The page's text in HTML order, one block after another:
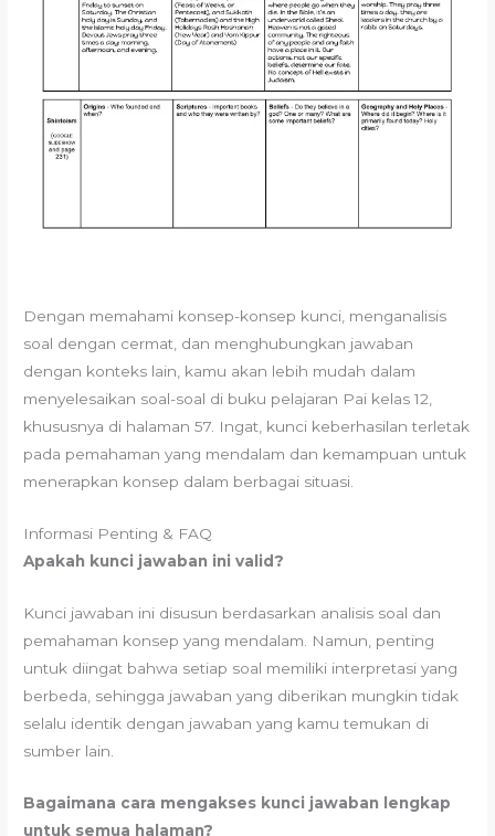
Dengan memahami konsep-konsep kunci, menganalisis
soal dengan cermat, dan menghubungkan jawaban
dengan konteks lain, kamu akan lebih mudah dalam
menyelesaikan soal-soal di buku pelajaran Pai kelas 12,
khususnya di halaman 57. Ingat, kunci keberhasilan terletak
pada pemahaman yang mendalam dan kemampuan untuk
menerapkan konsep dalam berbagai situasi.
Informasi Penting & FAQ
Apakah kunci jawaban ini valid?
Kunci jawaban ini disusun berdasarkan analisis soal dan
pemahaman konsep yang mendalam. Namun, penting
untuk diingat bahwa setiap soal memiliki interpretasi yang
berbeda, sehingga jawaban yang diberikan mungkin tidak
selalu identik dengan jawaban yang kamu temukan di
sumber lain.
Bagaimana cara mengakses kunci jawaban lengkap
untuk semua halaman?